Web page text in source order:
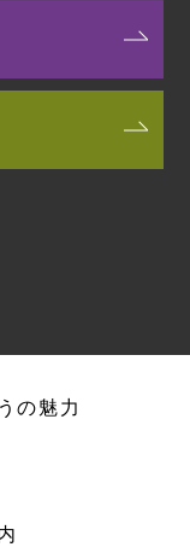
の魅力